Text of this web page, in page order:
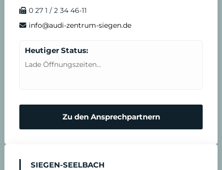
0 27 1 / 2 34 46-11
info@audi-zentrum-siegen.de
Heutiger Status:
Lade Öffnungszeiten...
Zu den Ansprechpartnern
SIEGEN-SEELBACH